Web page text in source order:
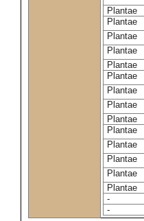
Plantae
Plantae
Plantae
Plantae
Plantae
Plantae
Plantae
Plantae
Plantae
Plantae
Plantae
Plantae
Plantae
Plantae
-
-